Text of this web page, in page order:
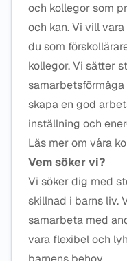
och kollegor som
och kan. Vi vill
du som
kollegor. Vi sätter
skapa en god
inställning och
Läs mer om våra
Vem söker vi?
Vi söker dig med
skillnad i barns liv.
samarbeta med
vara flexibel och